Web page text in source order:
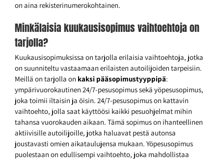
on aina rekisterinumerokohtainen.
Minkälaisia kuukausisopimus vaihtoehtoja on
tarjolla?
Kuukausisopimuksissa on tarjolla erilaisia vaihtoehtoja, jotka
on suunniteltu vastaamaan erilaisten autoilijoiden tarpeisiin.
Meillä on tarjolla on kaksi pääsopimustyyppipä:
ympärivuorokautinen 24/7-pesusopimus sekä yöpesusopimus,
joka toimii iltaisin ja öisin. 24/7-pesusopimus on kattavin
vaihtoehto, jolla saat käyttöösi kaikki pesuohjelmat mihin
tahansa vuorokauden aikaan. Tämä sopimus on ihanteellinen
aktiivisille autoilijoille, jotka haluavat pestä autonsa
joustavasti omien aikataulujensa mukaan. Yöpesusopimus
puolestaan on edullisempi vaihtoehto, joka mahdollistaa